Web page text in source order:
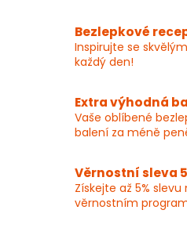
v
k
p
i
s
Bezlepkové
Inspirujte se
každý den!
Extra výhodná
Vaše oblíbené
balení za méně
Věrnostní sleva
Získejte až 5%
věrnostním